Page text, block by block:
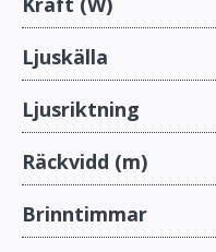
Ljuskälla
Ljusriktning
Räckvidd (m)
Brinntimmar